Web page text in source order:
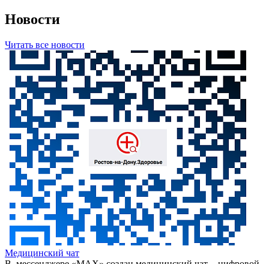
Новости
Читать все новости
Медицинский чат